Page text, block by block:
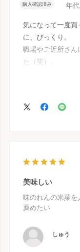
購入確認済み 年
気になって一度買
に、びっくり。
職場やご近所さん
た（笑）。
よくある醤油味の
とはまた違います）
定番商品にならな
美味しい
味のれんの米菓を
薦めたい
しゅう